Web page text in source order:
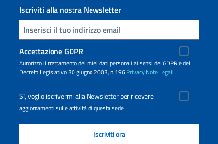
Iscriviti alla nostra Newsletter
Inserisci la tua email
Accettazione GDPR
Autorizzo il trattamento dei miei dati personali ai sensi del GDPR e del
Decreto Legislativo 30 giugno 2003, n.196 Privacy Note Legali
Sì, voglio iscrivermi alla Newsletter per ricevere
aggiornamenti sulle attività di questa sede